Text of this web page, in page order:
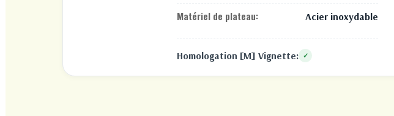
Matériel de plateau: Acier inoxydable
Homologation [M] Vignette: ✓